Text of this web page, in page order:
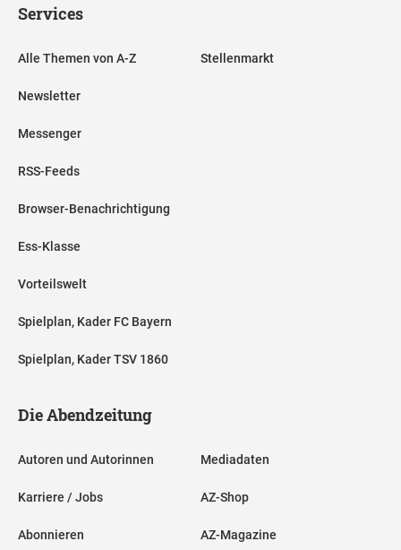
Services
Alle Themen von A-Z
Newsletter
Messenger
RSS-Feeds
Browser-Benachrichtigung
Ess-Klasse
Vorteilswelt
Spielplan, Kader FC Bayern
Spielplan, Kader TSV 1860
Stellenmarkt
Die Abendzeitung
Autoren und Autorinnen
Karriere / Jobs
Abonnieren
Mediadaten
AZ-Shop
AZ-Magazine